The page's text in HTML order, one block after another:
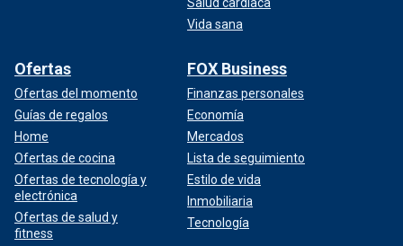
Vida sana
Ofertas
Ofertas del momento
Guías de regalos
Home
Ofertas de cocina
Ofertas de tecnología y
electrónica
Ofertas de salud y
fitness
FOX Business
Finanzas personales
Economía
Mercados
Lista de seguimiento
Estilo de vida
Inmobiliaria
Tecnología